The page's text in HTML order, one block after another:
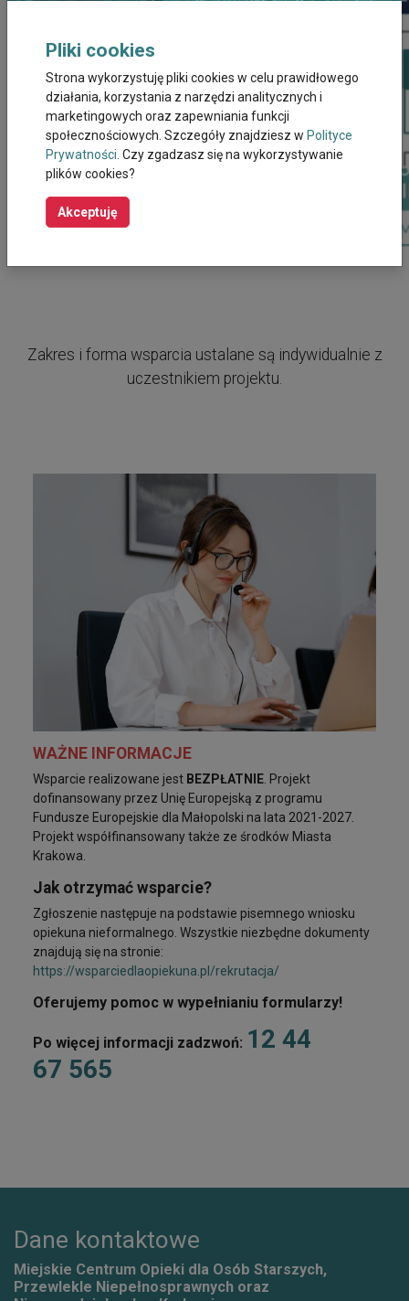
Zakres i forma wsparcia ustalane są indywidualnie z
uczestnikiem projektu.
WAŻNE INFORMACJE
Wsparcie realizowane jest BEZPŁATNIE . Projekt
dofinansowany przez Unię Europejską z programu
Fundusze Europejskie dla Małopolski na lata 2021-2027.
Projekt współfinansowany także ze środków Miasta
Krakowa.
Jak otrzymać wsparcie?
Zgłoszenie następuje na podstawie pisemnego wniosku
opiekuna nieformalnego. Wszystkie niezbędne dokumenty
znajdują się na stronie:
https://wsparciedlaopiekuna.pl/rekrutacja/
Oferujemy pomoc w wypełnianiu formularzy!
Po więcej informacji zadzwoń: 12 44
67 565
Pliki cookies
Strona wykorzystuję pliki cookies w celu prawidłowego
działania, korzystania z narzędzi analitycznych i
marketingowych oraz zapewniania funkcji
społecznościowych. Szczegóły znajdziesz w Polityce
Prywatności. Czy zgadzasz się na wykorzystywanie
plików cookies?
Akceptuję
Dane kontaktowe
Miejskie Centrum Opieki dla Osób Starszych,
Przewlekle Niepełnosprawnych oraz